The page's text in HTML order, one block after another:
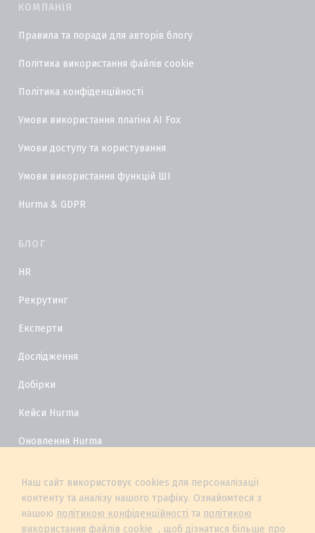
КОМПАНІЯ
Правила та поради для авторів блогу
Політика використання файлів cookie
Політика конфіденційності
Умови використання плагіна AI Fox
Умови доступу та користування
Умови використання функцій ШІ
Hurma & GDPR
БЛОГ
HR
Рекрутинг
Експерти
Дослідження
Добірки
Кейси Hurma
Оновлення Hurma
Наш сайт використовує cookies для персоналізації
контенту та аналізу нашого трафіку. Ознайомтеся з
нашою політикою конфіденційності та політикою
використання файлів cookie , щоб дізнатися більше про